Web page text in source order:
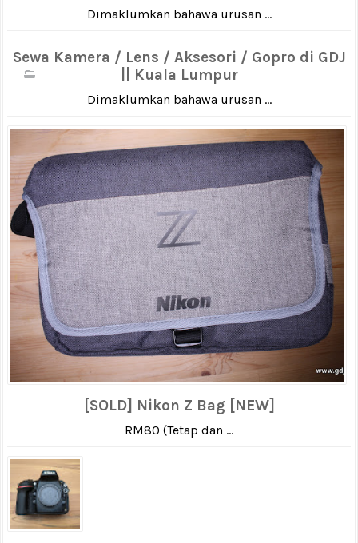
Dimaklumkan bahawa urusan ...
Sewa Kamera / Lens / Aksesori / Gopro di GDJ
|| Kuala Lumpur
Dimaklumkan bahawa urusan ...
[SOLD] Nikon Z Bag [NEW]
RM80 (Tetap dan ...